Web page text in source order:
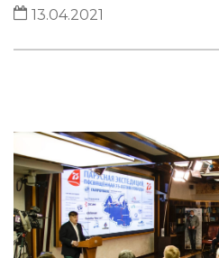
13.04.2021